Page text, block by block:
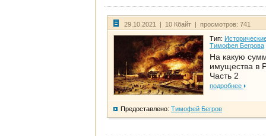
29.10.2021 | 10 Кбайт | просмотров: 741
Тип:
Тимофея Бегрова
На какую
имущества в
Часть 2
подробнее
Предоставлено: Тимофей Бегров